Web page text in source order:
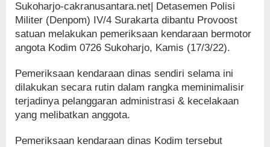
Sukoharjo-cakranusantara.net| Detasemen Polisi
Militer (Denpom) IV/4 Surakarta dibantu Provoost
satuan melakukan pemeriksaan kendaraan bermotor
angota Kodim 0726 Sukoharjo, Kamis (17/3/22).
Pemeriksaan kendaraan dinas sendiri selama ini
dilakukan secara rutin dalam rangka meminimalisir
terjadinya pelanggaran administrasi & kecelakaan
yang melibatkan anggota.
Pemeriksaan kendaraan dinas Kodim tersebut